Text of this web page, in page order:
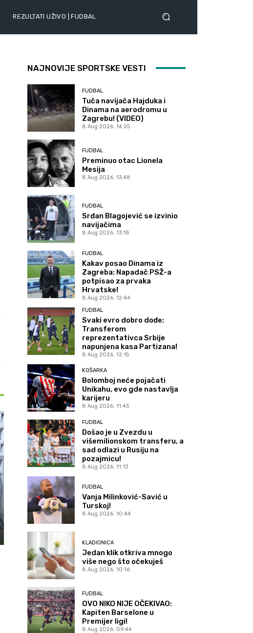
REZULTATI UŽIVO | FUDBAL
NAJNOVIJE SPORTSKE VESTI
FUDBAL
Tuča navijača Hajduka i
Dinama na aerodromu u
Zagrebu! (VIDEO)
8 Aug 2026. 14:25
FUDBAL
Preminuo otac Lionela
Mesija
8 Aug 2026. 13:48
FUDBAL
Srđan Blagojević se izvinio
navijačima
8 Aug 2026. 13:18
FUDBAL
Kakav posao Dinama iz
Zagreba: Napadač PSŽ-a
potpisao za prvaka
Hrvatske!
8 Aug 2026. 12:44
FUDBAL
Svaki evro dobro dođe:
Transferom
reprezentativca Srbije
napunjena kasa Partizana!
8 Aug 2026. 12:15
KOŠARKA
Bolomboj neće pojačati
Unikahu, evo gde nastavlja
karijeru
8 Aug 2026. 11:45
FUDBAL
Došao je u Zvezdu u
višemilionskom transferu, a
sad odlazi u Rusiju na
pozajmicu!
8 Aug 2026. 11:13
FUDBAL
Vanja Milinković-Savić u
Turskoj!
8 Aug 2026. 10:44
KLADIONICA
Jedan klik otkriva mnogo
više nego što očekuješ
8 Aug 2026. 10:16
FUDBAL
OVO NIKO NIJE OČEKIVAO:
Kapiten Barselone u
Premijer ligi!
8 Aug 2026. 09:44